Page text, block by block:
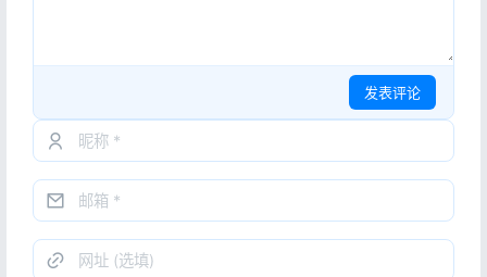
发表评论